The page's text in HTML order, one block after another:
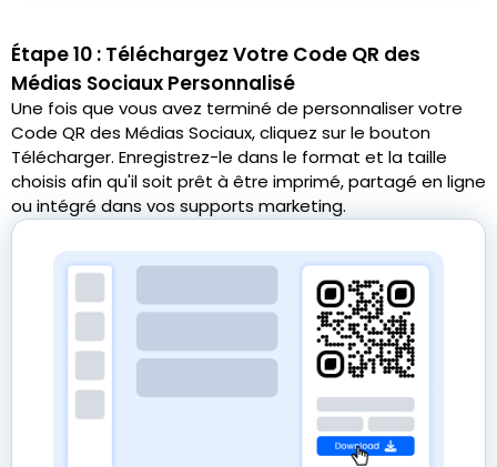
Étape 10 : Téléchargez Votre Code QR des
Médias Sociaux Personnalisé
Une fois que vous avez terminé de personnaliser votre
Code QR des Médias Sociaux, cliquez sur le bouton
Télécharger. Enregistrez-le dans le format et la taille
choisis afin qu'il soit prêt à être imprimé, partagé en ligne
ou intégré dans vos supports marketing.